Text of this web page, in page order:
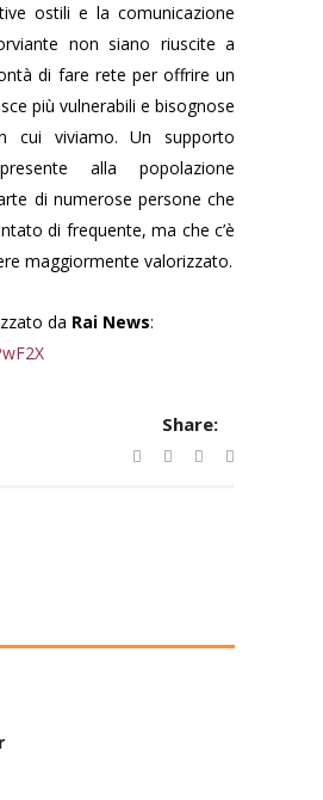
ostili e la comunicazione
non siano riuscite a
di fare rete per offrire un
più vulnerabili e bisognose
cui viviamo. Un supporto
alla popolazione
di numerose persone che
di frequente, ma che c’è
maggiormente valorizzato.
da Rai News:
Share: